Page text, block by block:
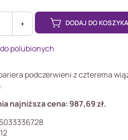
+ DODAJ DO KOSZYKA
polubionych
podczerwieni z czterema
najniższa cena: 987,69zł.